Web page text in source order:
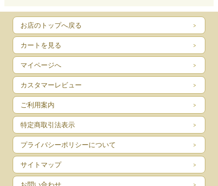
お店のトップへ戻る
カートを見る
マイページへ
カスタマーレビュー
ご利用案内
特定商取引法表示
プライバシーポリシーについて
サイトマップ